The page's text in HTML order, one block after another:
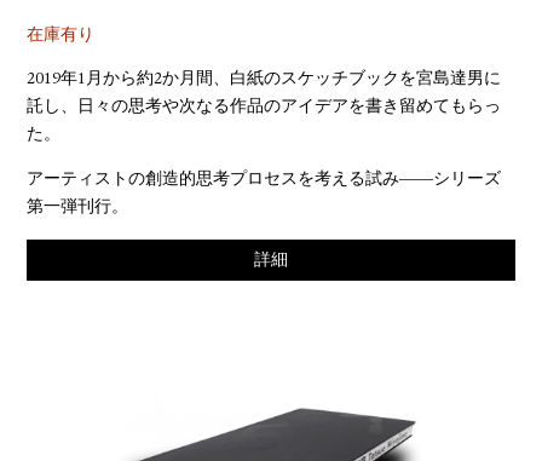
在庫有り
2019年1月から約2か月間、白紙のスケッチブックを宮島達男に
託し、日々の思考や次なる作品のアイデアを書き留めてもらっ
た。
アーティストの創造的思考プロセスを考える試み――シリーズ
第一弾刊行。
詳細